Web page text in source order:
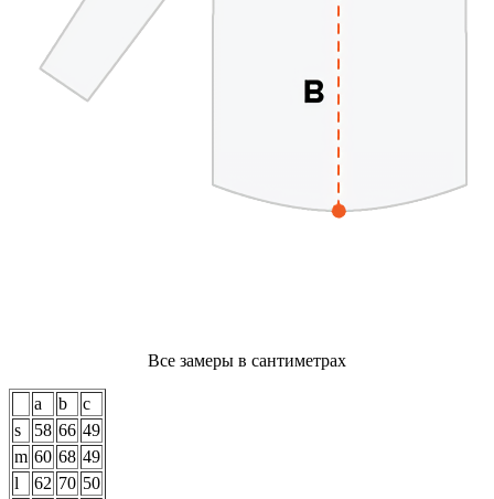
Все замеры в сантиметрах
a b
c
s
58 66 49
m 60 68 49
l
62 70 50